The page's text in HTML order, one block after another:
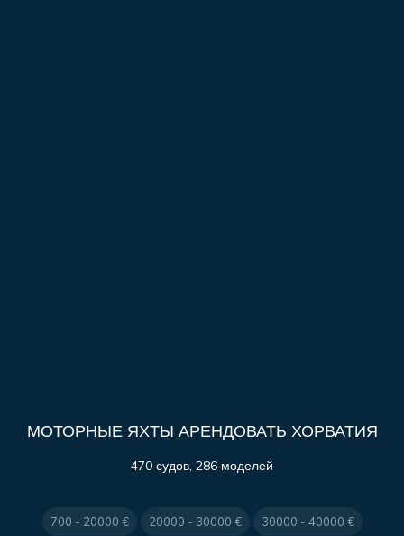
МОТОРНЫЕ ЯХТЫ АРЕНДОВАТЬ ХОРВАТИЯ
470 судов, 286 моделей
700 - 20000 € 20000 - 30000 € 30000 - 40000 €